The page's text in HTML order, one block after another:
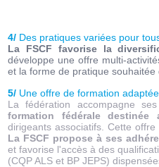
4/ Des pratiques variées pour
La FSCF favorise la
développe une offre multi-
et la forme de pratique souhaitée
5/ Une offre de formation adaptée
La fédération accompagne
formation fédérale destinée
dirigeants associatifs. Cette
La FSCF propose à ses
et favorise l'accès à des
(CQP ALS et BP JEPS)